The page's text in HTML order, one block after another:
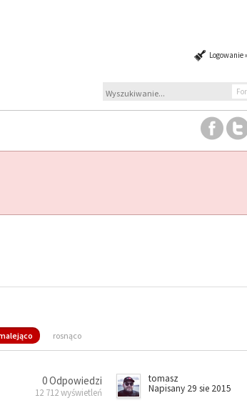
Logowanie »
rosnąco
0 Odpowiedzi
12 712 wyświetleń
tomasz
Napisany 29 sie 2015